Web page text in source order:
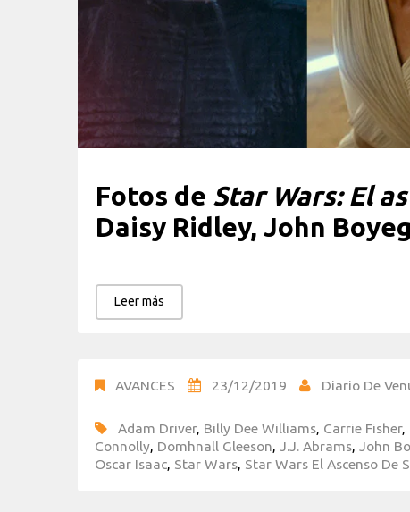
Fotos de Star Wars: El
Daisy Ridley, John
Leer más
AVANCES 23/12/2019 Diario De
Adam Driver, Billy Dee Williams, Carrie Fisher,
Connolly, Domhnall Gleeson, J.J. Abrams, John
Oscar Isaac, Star Wars, Star Wars El Ascenso De